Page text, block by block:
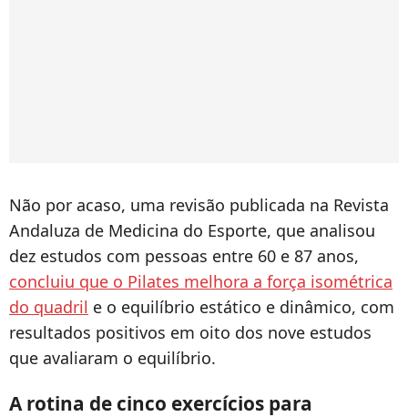
Não por acaso, uma revisão publicada na Revista
Andaluza de Medicina do Esporte, que analisou
dez estudos com pessoas entre 60 e 87 anos,
concluiu que o Pilates melhora a força isométrica
do quadril e o equilíbrio estático e dinâmico, com
resultados positivos em oito dos nove estudos
que avaliaram o equilíbrio.
A rotina de cinco exercícios para